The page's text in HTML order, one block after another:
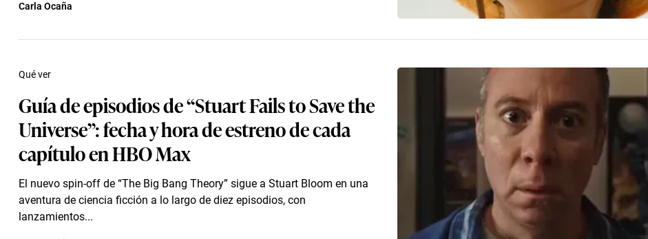
Carla Ocaña
Guía de episodios de “Stuart Fails to Save the
Universe”: fecha y hora de estreno de cada
capítulo en HBO Max
El nuevo spin-off de “The Big Bang Theory” sigue a Stuart Bloom en una
aventura de ciencia ficción a lo largo de diez episodios, con
lanzamientos...
Qué ver